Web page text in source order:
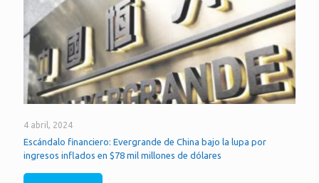
4 abril, 2024
Escándalo financiero: Evergrande de China bajo la lupa por
ingresos inflados en $78 mil millones de dólares